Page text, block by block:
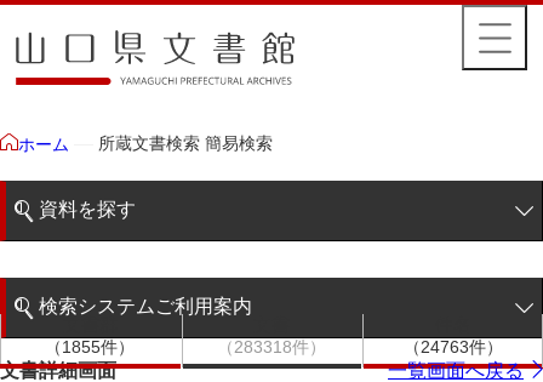
ホーム 所蔵文書検索 簡易検索
資料を探す
階層検索
検索システムご利用案内
検索システムの利用について
（1855件）
（283318件）
（24763件）
文書詳細画面 一覧画面へ戻る